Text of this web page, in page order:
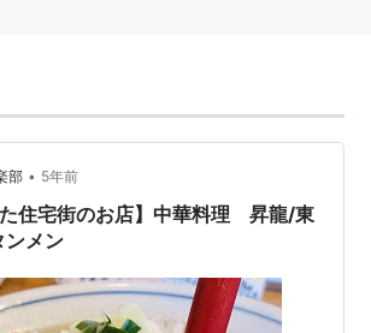
部 • 5年前
た住宅街のお店】中華料理 昇龍/東
ンメン